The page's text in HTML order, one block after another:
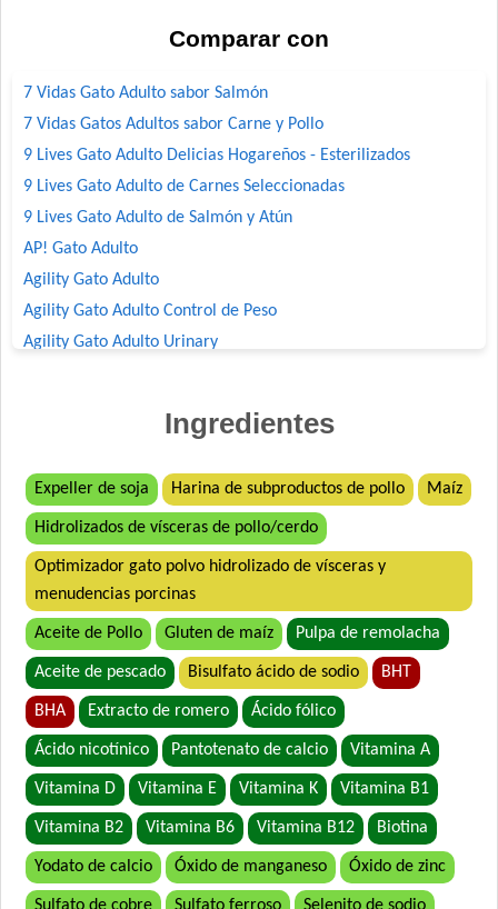
Comparar con
7 Vidas Gato Adulto sabor Salmón
7 Vidas Gatos Adultos sabor Carne y Pollo
9 Lives Gato Adulto Delicias Hogareños - Esterilizados
9 Lives Gato Adulto de Carnes Seleccionadas
9 Lives Gato Adulto de Salmón y Atún
AP! Gato Adulto
Agility Gato Adulto
Agility Gato Adulto Control de Peso
Agility Gato Adulto Urinary
Bonelo Gato Adulto
Bonelo Gato Adulto
Brio Gato Adulto
Capitán Gato Adulto
Cari Amici Gato Adulto Sabor Carne, Pollo y Atún
Cari Amici Gato Adulto Sabor Pescados
Cat Chow Gato Adulto Sabor Carne y Pollo
Cat Chow Gato Adulto sabor Pescado y Pollo
Cat Chow Gato Esterilizado sabor Pescado con Defense Plus
Cat Selection Etiqueta Negra Urinay
Catlike Adultos
Catpro Adultos Ph Control
Catpro Castrados
Crianza Gato Adulto
Ingredientes
Expeller de soja Harina de subproductos de pollo Maíz
Hidrolizados de vísceras de pollo/cerdo
Optimizador gato polvo hidrolizado de vísceras y
menudencias porcinas
Aceite de Pollo Gluten de maíz Pulpa de remolacha
Aceite de pescado Bisulfato ácido de sodio BHT
BHA Extracto de romero Ácido fólico
Ácido nicotínico Pantotenato de calcio Vitamina A
Vitamina D Vitamina E Vitamina K Vitamina B1
Vitamina B2 Vitamina B6 Vitamina B12 Biotina
Yodato de calcio Óxido de manganeso Óxido de zinc